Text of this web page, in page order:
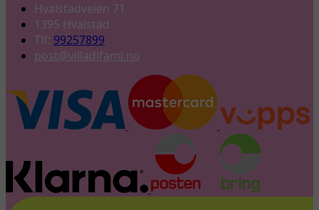
Hvalstadveien 71
1395 Hvalstad
Tlf: 99257899
post@villadifami.no